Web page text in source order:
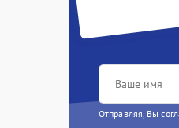
Отправляя, Вы